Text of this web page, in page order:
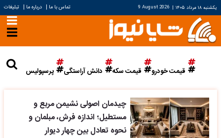
یکشنبه ۱۸ مرداد ۱۴۰۵ |
9 August 2026 تماس با ما | درباره ما | تبلیغات
قیمت خودرو قیمت سکه دانش آراستگی پرسپولیس
چیدمان اصولی نشیمن مربع و
مستطیل؛ اندازه فرش، مبلمان و
نحوه تعادل بین چهار دیوار